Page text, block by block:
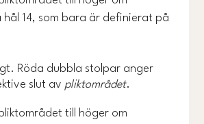
hål 14, som bara är definierat på
Röda dubbla stolpar anger
slut av pliktområdet.
till höger om